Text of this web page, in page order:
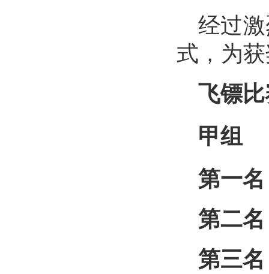
经过
式，为
飞镖
甲组
第一名
第二名
第三名